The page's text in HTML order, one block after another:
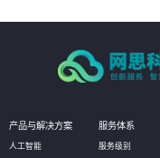
产品与解决方案
人工智能
服务体系
服务级别